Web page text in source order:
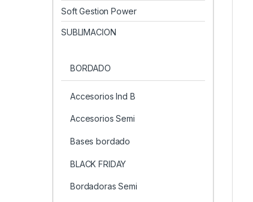
Soft Gestion Power
SUBLIMACION
BORDADO
Accesorios Ind B
Accesorios Semi
Bases bordado
BLACK FRIDAY
Bordadoras Semi